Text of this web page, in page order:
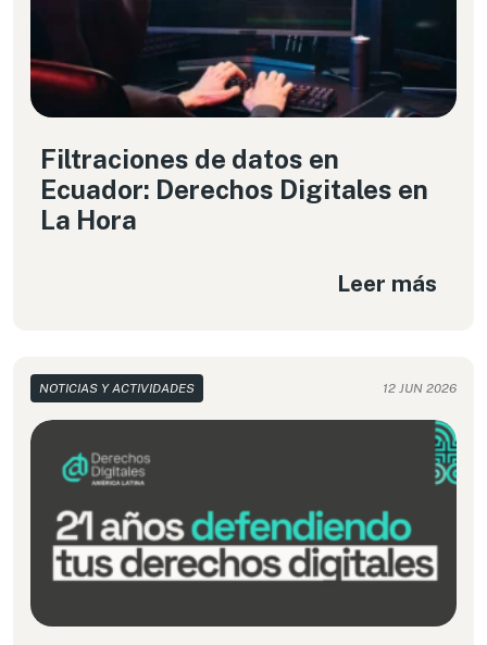
Filtraciones de datos en
Ecuador: Derechos Digitales en
La Hora
Leer más
NOTICIAS Y ACTIVIDADES 12 JUN 2026